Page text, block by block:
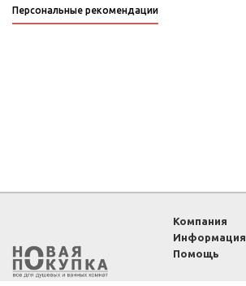
Персональные рекомендации
Компания
Информация
Помощь